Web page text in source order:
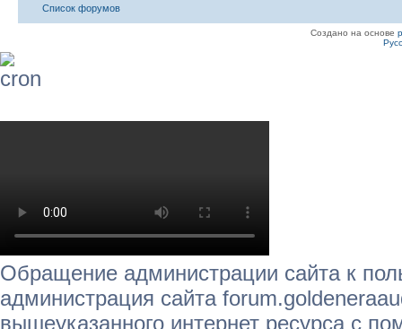
Список форумов
Создано на основе
Обращение администрации сайта к
администрация сайта
вышеуказанного интернет ресурса с